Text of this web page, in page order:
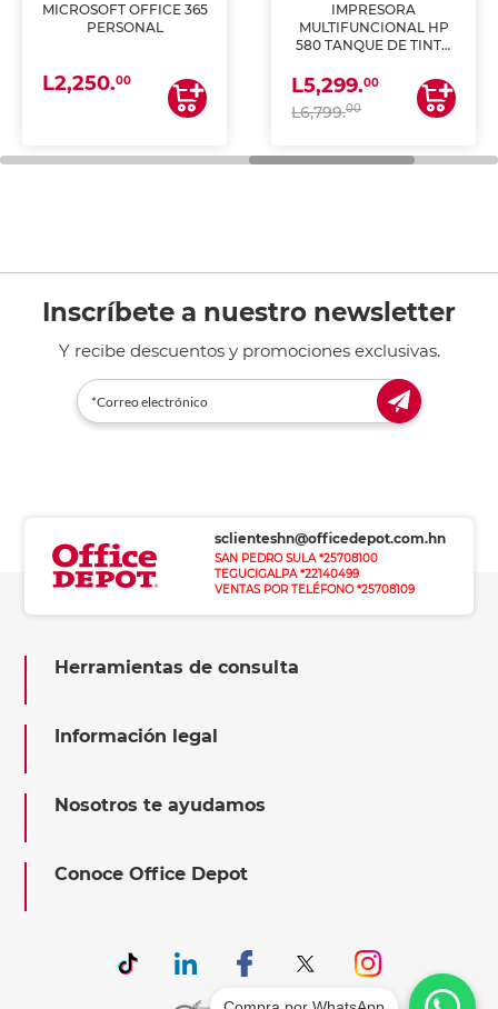
MICROSOFT OFFICE 365
PERSONAL
L2,250.00
IMPRESORA
MULTIFUNCIONAL HP
580 TANQUE DE TINTA
ESCANEA)
L5,299.00
L6,799.00
Inscríbete a nuestro newsletter
Y recibe descuentos y promociones exclusivas.
sclienteshn@officedepot.com.hn
SAN PEDRO SULA *25708100
TEGUCIGALPA *22140499
VENTAS POR TELÉFONO *25708109
Herramientas de consulta
Información legal
Nosotros te ayudamos
Conoce Office Depot